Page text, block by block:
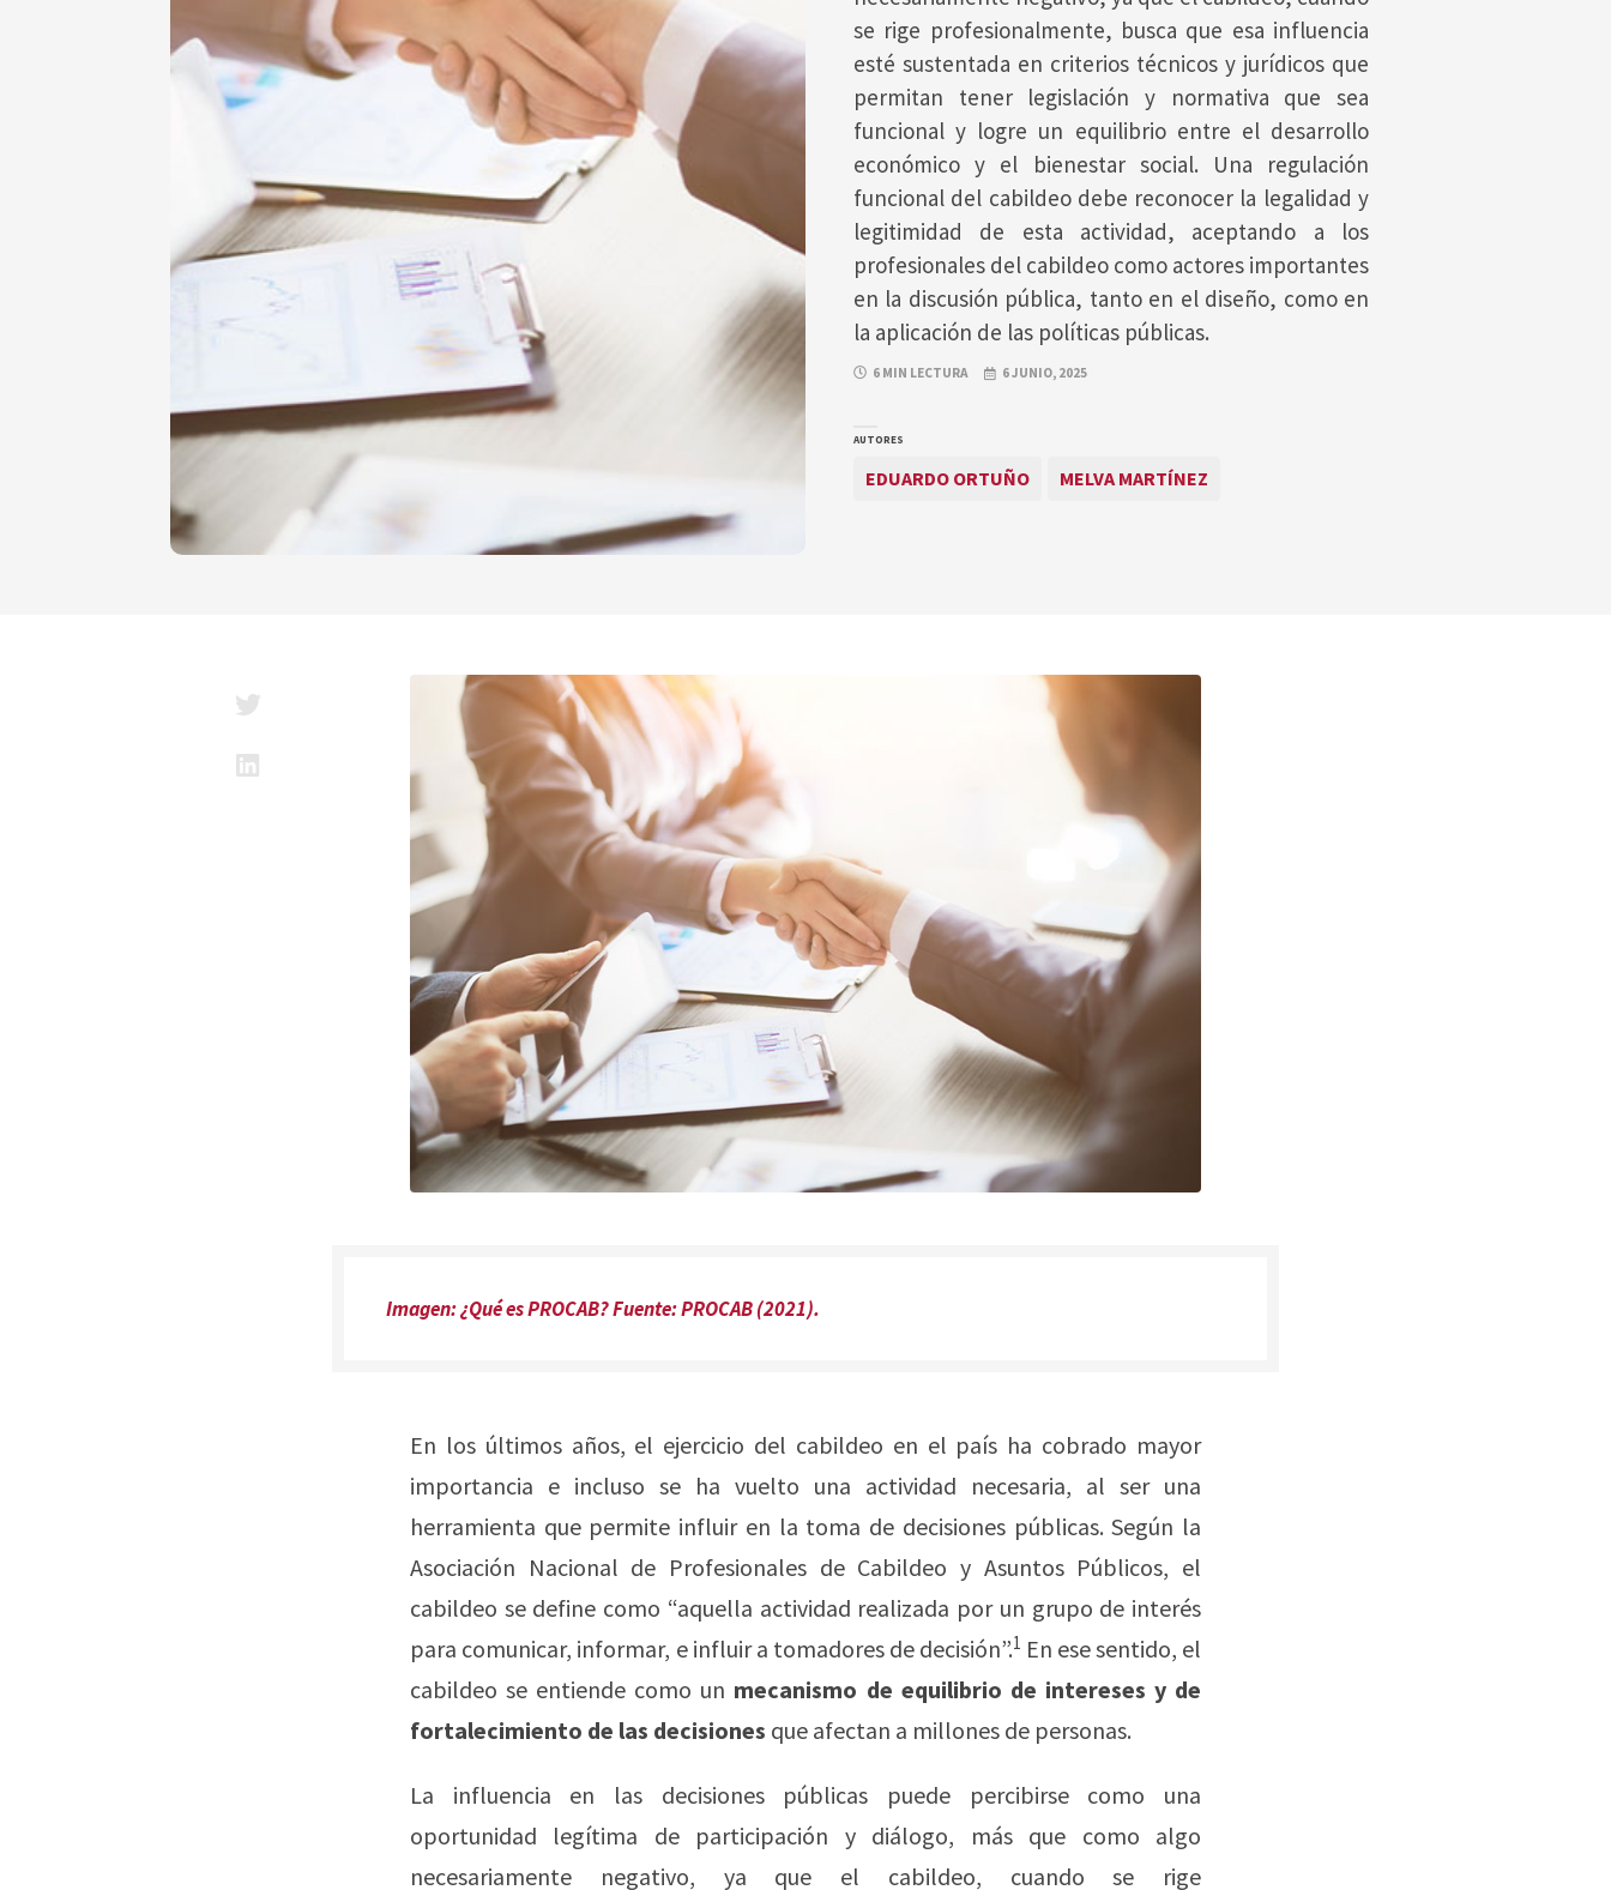
se rige profesionalmente, busca que esa influencia
esté sustentada en criterios técnicos y jurídicos que
permitan tener legislación y normativa que sea
funcional y logre un equilibrio entre el desarrollo
económico y el bienestar social. Una regulación
funcional del cabildeo debe reconocer la legalidad y
legitimidad de esta actividad, aceptando a los
profesionales del cabildeo como actores importantes
en la discusión pública, tanto en el diseño, como en
la aplicación de las políticas públicas.
6 MIN LECTURA 6 JUNIO, 2025
AUTORES
EDUARDO ORTUÑO MELVA MARTÍNEZ
Imagen: ¿Qué es PROCAB? Fuente: PROCAB (2021).
En los últimos años, el ejercicio del cabildeo en el país ha cobrado mayor
importancia e incluso se ha vuelto una actividad necesaria, al ser una
herramienta que permite influir en la toma de decisiones públicas. Según la
Asociación Nacional de Profesionales de Cabildeo y Asuntos Públicos, el
cabildeo se define como “aquella actividad realizada por un grupo de interés
para comunicar, informar, e influir a tomadores de decisión”.1 En ese sentido, el
cabildeo se entiende como un mecanismo de equilibrio de intereses y de
fortalecimiento de las decisiones que afectan a millones de personas.
La influencia en las decisiones públicas puede percibirse como una
oportunidad legítima de participación y diálogo, más que como algo
necesariamente negativo, ya que el cabildeo, cuando se rige